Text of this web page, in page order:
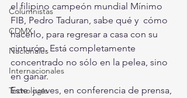
Columnistas
CDMX
Nacionales
Internacionales
Tecnología
el filipino campeón mundial Mínimo
FIB, Pedro Taduran, sabe qué y  cómo
hacerlo, para regresar a casa con su
cinturón. Está completamente
concentrado no sólo en la pelea, sino
en ganar.
Este  jueves, en conferencia de prensa,